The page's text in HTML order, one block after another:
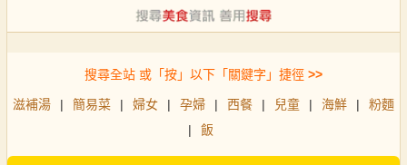
搜尋全站 或「按」以下「關鍵字」捷徑 >>
滋補湯 | 簡易菜 | 婦女 | 孕婦 | 西餐 | 兒童 | 海鮮 |
粉麵
|
飯